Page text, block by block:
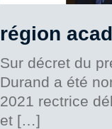
région
Sur décret du
Durand a été
2021 rectrice
et […]